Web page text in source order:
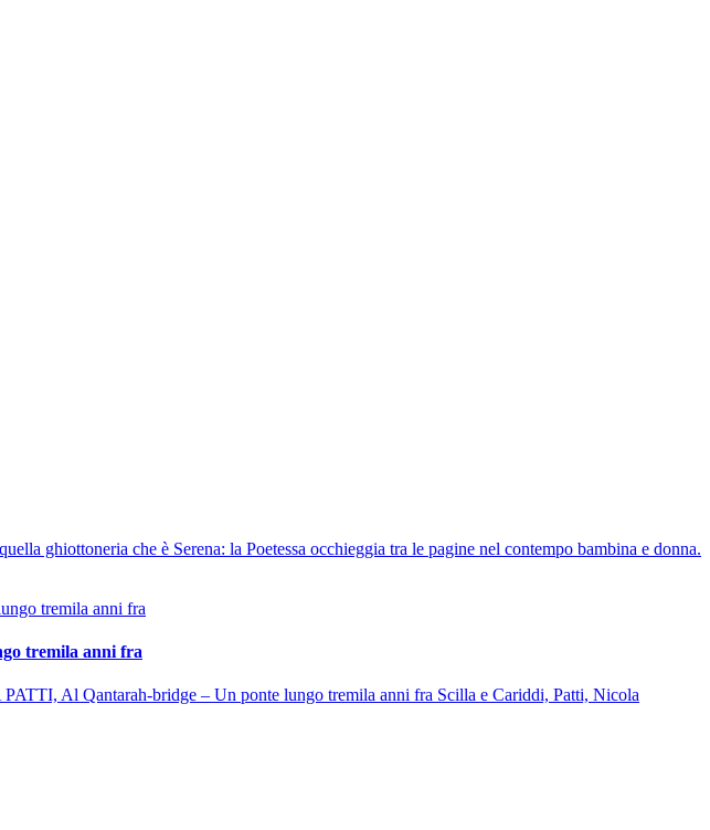
ghiottoneria che è Serena: la Poetessa occhieggia tra le pagine nel contempo bambina e donna.
tremila anni fra
Al Qantarah-bridge – Un ponte lungo tremila anni fra Scilla e Cariddi, Patti, Nicola